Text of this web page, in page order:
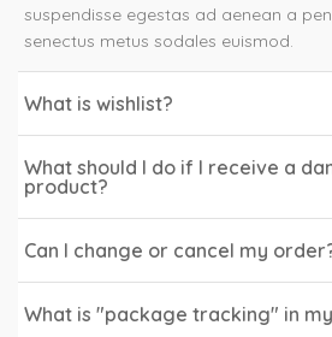
suspendisse egestas ad aenean a
senectus metus sodales euismod.
What is wishlist?
What should I do if I receive a
product?
Can I change or cancel my
What is "package tracking" in